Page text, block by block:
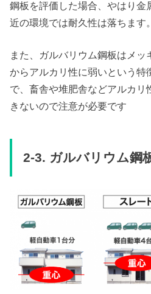
鋼板を評価した場合、やはり金
近の環境では耐久性は落ちます。
また、ガルバリウム鋼板はメッ
からアルカリ性に弱いという特
で、畜舎や堆肥舎などアルカリ
きないので注意が必要です
2-3. ガルバリウム鋼